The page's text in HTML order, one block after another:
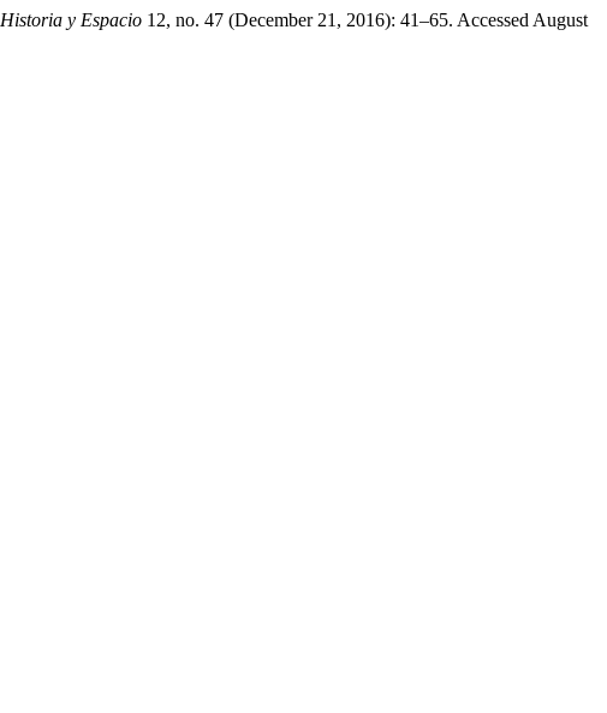
Historia y Espacio 12, no. 47 (December 21, 2016): 41–65. Accessed August